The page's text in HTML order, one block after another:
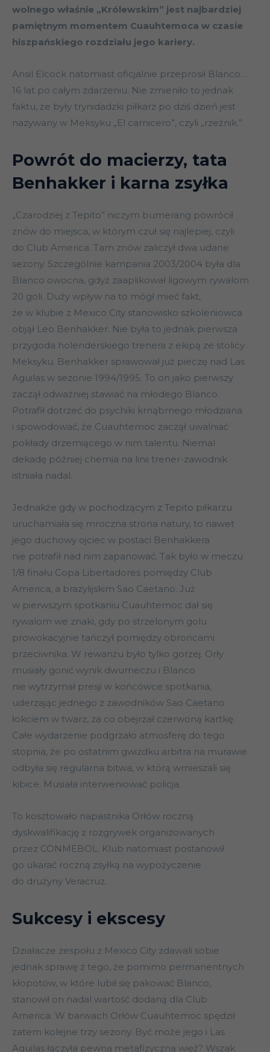
wolnego właśnie „Królewskim” jest najbardziej
pamiętnym momentem Cuauhtemoca w czasie
hiszpańskiego rozdziału jego kariery.
Ansil Elcock natomiast oficjalnie przeprosił Blanco…
16 lat po całym zdarzeniu. Nie zmieniło to jednak
faktu, że były trynidadzki piłkarz po dziś dzień jest
nazywany w Meksyku „El carnicero”, czyli „rzeźnik.”
Powrót do macierzy, tata
Benhakker i karna zsyłka
„Czarodziej z Tepito” niczym bumerang powrócił
znów do miejsca, w którym czuł się najlepiej, czyli
do Club America. Tam znów zaliczył dwa udane
sezony. Szczególnie kampania 2003/2004 była dla
Blanco owocna, gdyż zaaplikował ligowym rywalom
20 goli. Duży wpływ na to mógł mieć fakt,
że w klubie z Mexico City stanowisko szkoleniowca
objął Leo Benhakker. Nie była to jednak pierwsza
przygoda holenderskiego trenera z ekipą ze stolicy
Meksyku. Benhakker sprawował już pieczę nad Las
Aguilas w sezonie 1994/1995. To on jako pierwszy
zaczął odważniej stawiać na młodego Blanco.
Potrafił dotrzeć do psychiki krnąbrnego młodziana
i spowodować, że Cuauhtemoc zaczął uwalniać
pokłady drzemiącego w nim talentu. Niemal
dekadę później chemia na linii trener-zawodnik
istniała nadal.
Jednakże gdy w pochodzącym z Tepito piłkarzu
uruchamiała się mroczna strona natury, to nawet
jego duchowy ojciec w postaci Benhakkera
nie potrafił nad nim zapanować. Tak było w meczu
1/8 finału Copa Libertadores pomiędzy Club
America, a brazylijskim Sao Caetano. Już
w pierwszym spotkaniu Cuauhtemoc dał się
rywalom we znaki, gdy po strzelonym golu
prowokacyjnie tańczył pomiędzy obrońcami
przeciwnika. W rewanżu było tylko gorzej. Orły
musiały gonić wynik dwumeczu i Blanco
nie wytrzymał presji w końcówce spotkania,
uderzając jednego z zawodników Sao Caetano
łokciem w twarz, za co obejrzał czerwoną kartkę.
Całe wydarzenie podgrzało atmosferę do tego
stopnia, że po ostatnim gwizdku arbitra na murawie
odbyła się regularna bitwa, w którą wmieszali się
kibice. Musiała interweniować policja.
To kosztowało napastnika Orłów roczną
dyskwalifikację z rozgrywek organizowanych
przez CONMEBOL. Klub natomiast postanowił
go ukarać roczną zsyłką na wypożyczenie
do drużyny Veracruz.
Sukcesy i ekscesy
Działacze zespołu z Mexico City zdawali sobie
jednak sprawę z tego, że pomimo permanentnych
kłopotów, w które lubił się pakować Blanco,
stanowił on nadal wartość dodaną dla Club
America. W barwach Orłów Cuauhtemoc spędził
zatem kolejne trzy sezony. Być może jego i Las
Aguilas łączyła pewna metafizyczna więź? Wszak